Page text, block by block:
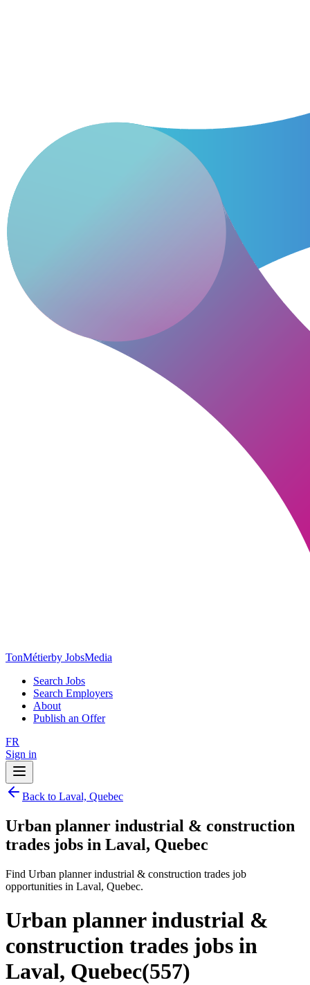
TonMétierby JobsMedia
Search Jobs
Search Employers
About
Publish an Offer
FR
Sign in
Back to Laval, Quebec
Urban planner industrial & construction
trades jobs in Laval, Quebec
Find Urban planner industrial & construction trades job
opportunities in Laval, Quebec.
Urban planner industrial &
construction trades jobs in
Laval, Quebec(557)